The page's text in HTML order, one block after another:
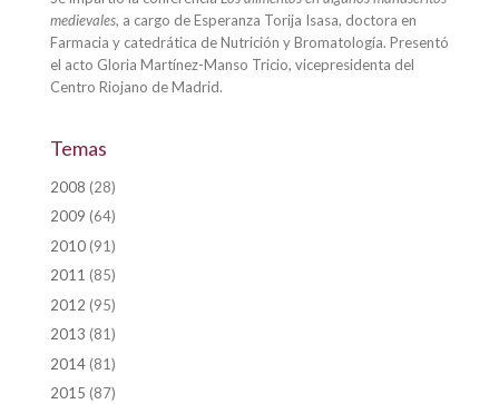
medievales, a cargo de Esperanza Torija Isasa, doctora en
Farmacia y catedrática de Nutrición y Bromatología. Presentó
el acto Gloria Martínez-Manso Tricio, vicepresidenta del
Centro Riojano de Madrid.
Temas
2008 (28)
2009 (64)
2010(91)
2011 (85)
2012 (95)
2013 (81)
2014(81)
2015 (87)